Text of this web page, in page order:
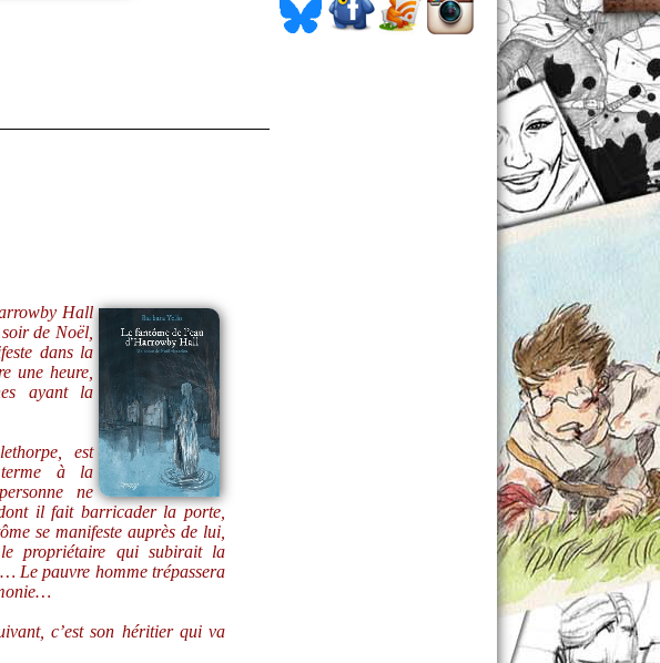
Hall
de Noël,
dans la
une heure,
ayant la
est
terme à la
ne
il fait barricader la porte,
se manifeste auprès de lui,
propriétaire qui subirait la
Le pauvre homme trépassera
c’est son héritier qui va